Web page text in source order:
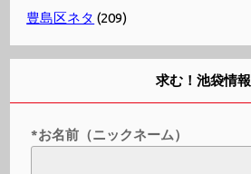
豊島区ネタ (209)
求む！池袋情報
*お名前（ニックネーム）